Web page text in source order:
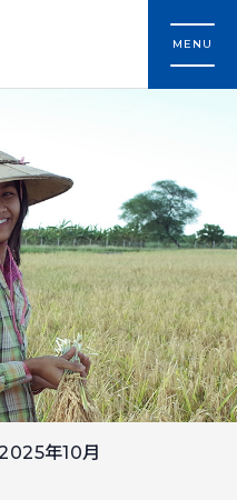
MENU
年10月